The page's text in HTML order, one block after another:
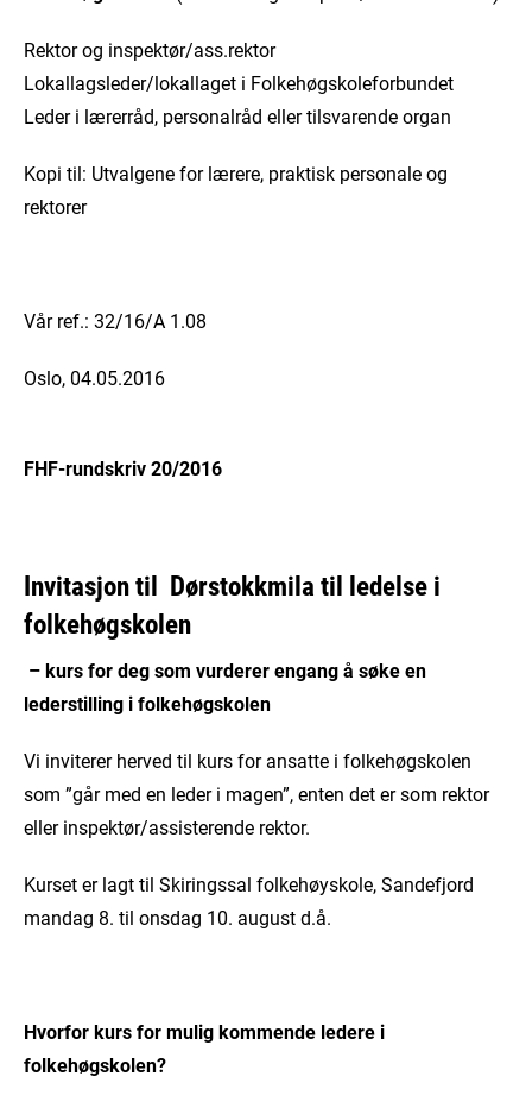
Rektor og inspektør/ass.rektor
Lokallagsleder/lokallaget i Folkehøgskoleforbundet
Leder i lærerråd, personalråd eller tilsvarende organ
Kopi til: Utvalgene for lærere, praktisk personale og
rektorer
Vår ref.: 32/16/A 1.08
Oslo, 04.05.2016
FHF-rundskriv 20/2016
Invitasjon til Dørstokkmila til ledelse i
folkehøgskolen
–kurs for deg som vurderer engang å søke en
lederstilling i folkehøgskolen
Vi inviterer herved til kurs for ansatte i folkehøgskolen
som ”går med en leder i magen”, enten det er som rektor
eller inspektør/assisterende rektor.
Kurset er lagt til Skiringssal folkehøyskole, Sandefjord
mandag 8. til onsdag 10. august d.å.
Hvorfor kurs for mulig kommende ledere i
folkehøgskolen?